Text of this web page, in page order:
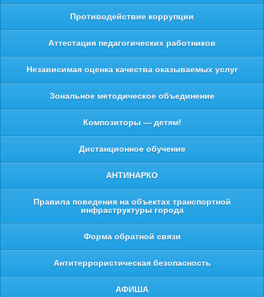
Противодействие коррупции
Аттестация педагогических работников
Независимая оценка качества оказываемых услуг
Зональное методическое объединение
Композиторы — детям!
Дистанционное обучение
АНТИНАРКО
Правила поведения на объектах транспортной
инфраструктуры города
Форма обратной связи
Антитеррористическая безопасность
АФИША